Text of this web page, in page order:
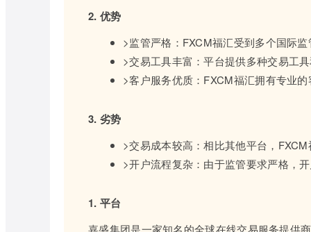
2. 优势
>监管严格：FXCM福汇受到多个国际
>交易工具丰富：平台提供多种交易工
>客户服务优质：FXCM福汇拥有专业
3. 劣势
>交易成本较高：相比其他平台，FXCM
>开户流程复杂：由于监管要求严格，开
1. 平台
嘉盛集团是一家知名的全球在线交易服务提供